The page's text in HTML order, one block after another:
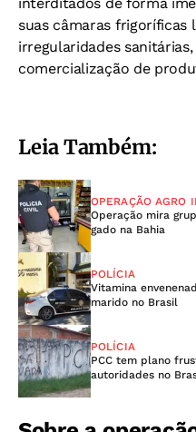
suas câmaras frigoríficas
irregularidades
comercialização de
Leia Também:
OPERAÇÃO AGRO II
Operação mira
gado na Bahia
POLÍCIA
Vitamina
marido no Brasil
POLÍCIA
PCC tem plano
autoridades no